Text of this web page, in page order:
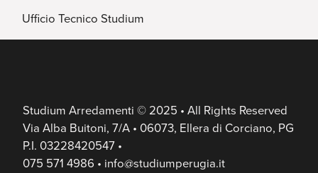
Ufficio Tecnico Studium
Studium Arredamenti © 2025 • All Rights Reserved
Via Alba Buitoni, 7/A • 06073, Ellera di Corciano, PG
P.I. 03228420547 •
075 571 4986 • info@studiumperugia.it